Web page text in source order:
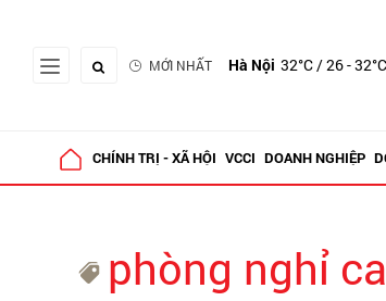
MỚI NHẤT Hà Nội 32°C/ 26 - 32°C
CHÍNH TRỊ - XÃ HỘI VCCI DOANH NGHIỆP
phòng nghỉ